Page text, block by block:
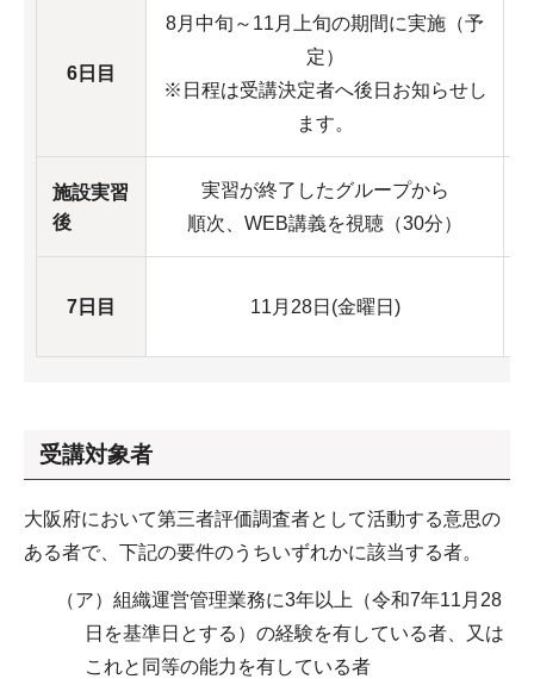
6日目
8月中旬～11月上旬の期間に実施（予
定）
※日程は受講決定者へ後日お知らせし
ます。
施設実習
後
実習が終了したグループから
順次、WEB講義を視聴（30分）
7日目 11月28日(金曜日)
受講対象者
大阪府において第三者評価調査者として活動する意思の
ある者で、下記の要件のうちいずれかに該当する者。
（ア）組織運営管理業務に3年以上（令和7年11月28
日を基準日とする）の経験を有している者、又は
これと同等の能力を有している者